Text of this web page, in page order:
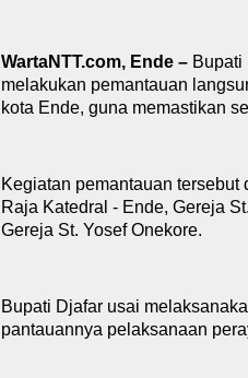
WartaNTT.com, Ende – Bupati
melakukan pemantauan
kota Ende, guna memastikan
Kegiatan pemantauan
Raja Katedral - Ende, Gereja
Gereja St. Yosef Onekore.
Bupati Djafar usai
pantauannya pelaksanaan